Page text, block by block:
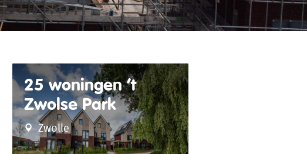
25 woningen ’t
Zwolse Park
Zwolle